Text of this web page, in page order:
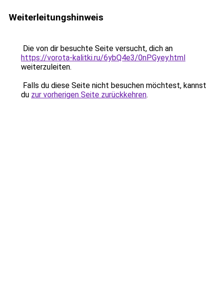
Weiterleitungshinweis
Die von dir besuchte Seite versucht, dich an
https://vorota-kalitki.ru/6ybQ4e3/0nPGyey.html
weiterzuleiten.
Falls du diese Seite nicht besuchen möchtest, kannst
du zur vorherigen Seite zurückkehren.